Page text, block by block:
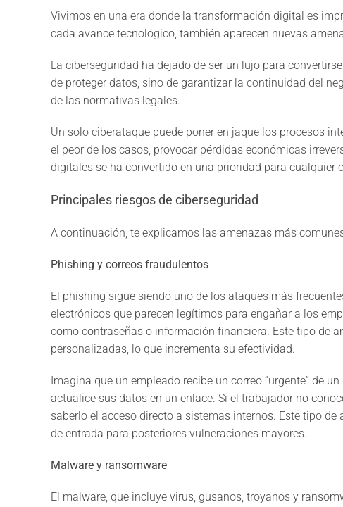
Vivimos en una era donde la transformación digital es
cada avance tecnológico, también aparecen nuevas
La ciberseguridad ha dejado de ser un lujo para
de proteger datos, sino de garantizar la continuidad del
de las normativas legales.
Un solo ciberataque puede poner en jaque los procesos
el peor de los casos, provocar pérdidas económicas
digitales se ha convertido en una prioridad para cualquier
Principales riesgos de ciberseguridad
A continuación, te explicamos las amenazas más
Phishing y correos fraudulentos
El phishing sigue siendo uno de los ataques más
electrónicos que parecen legítimos para engañar a los
como contraseñas o información financiera. Este tipo de
personalizadas, lo que incrementa su efectividad.
Imagina que un empleado recibe un correo “urgente” de
actualice sus datos en un enlace. Si el trabajador no
saberlo el acceso directo a sistemas internos. Este tipo
de entrada para posteriores vulneraciones mayores.
Malware y ransomware
El malware, que incluye virus, gusanos, troyanos y